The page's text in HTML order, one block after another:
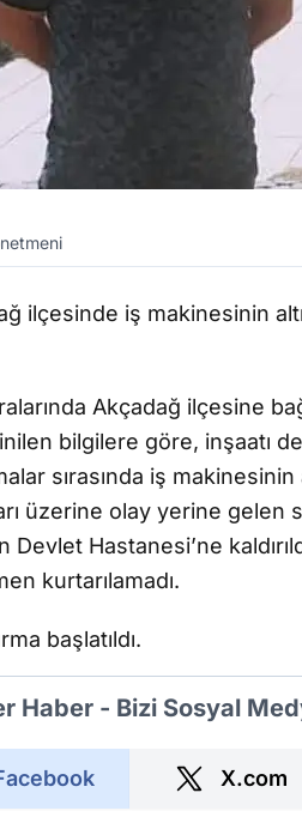
ilçesinde iş makinesinin
Akçadağ ilçesine
bilgilere göre, inşaatı
sırasında iş makinesinin
üzerine olay yerine gelen
Devlet Hastanesi’ne
kurtarılamadı.
başlatıldı.
Haber - Bizi Sosyal
X.com